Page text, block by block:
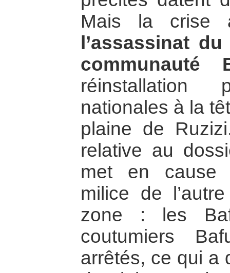
Mais la crise
l’assassinat
communauté
nationales à la
plaine de
relative au
met en cause
milice de
zone : les
coutumiers
arrêtés, ce qui a